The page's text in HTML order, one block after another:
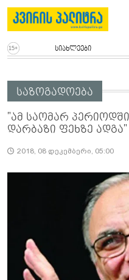
სიახლეები
საზოგადოება
"ამ საომარ
დარბაზი ფეხზე ადგა"
2018, 08 დეკემბერი, 05:00